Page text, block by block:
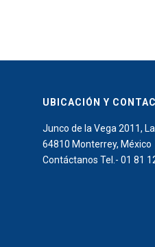
UBICACIÓN Y
Junco de la Vega 2011,
64810 Monterrey, México
Contáctanos Tel.- 01 81